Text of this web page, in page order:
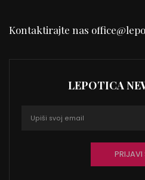
Kontaktirajte nas
LEPOTICA